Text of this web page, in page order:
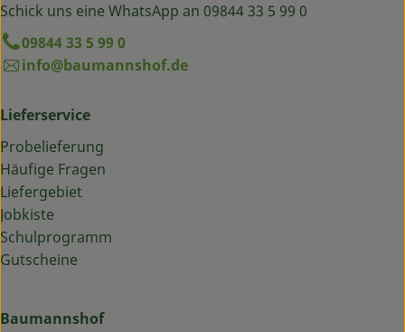
Schick uns eine WhatsApp an 09844 33 5 99 0
09844 33 5 99 0
info@baumannshof.de
Lieferservice
Probelieferung
Häufige Fragen
Liefergebiet
Jobkiste
Schulprogramm
Gutscheine
Baumannshof